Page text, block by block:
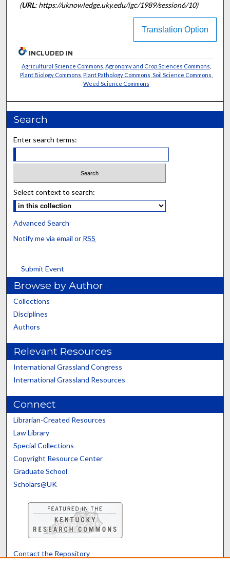
(URL: https://uknowledge.uky.edu/igc/1989/session6/10)
Translation Option
INCLUDED IN
Agricultural Science Commons Agronomy and Crop Sciences Commons
Plant Biology Commons Plant Pathology Commons Soil Science Commons
Weed Science Commons
Search
Enter search terms:
Select context to search:
Advanced Search
Notify me via email or RSS
Submit Event
Browse by Author
Collections
Disciplines
Authors
Relevant Resources
International Grassland Congress
International Grassland Resources
Connect
Librarian-Created Resources
Law Library
Special Collections
Copyright Resource Center
Graduate School
Scholars@UK
Contact the Repository